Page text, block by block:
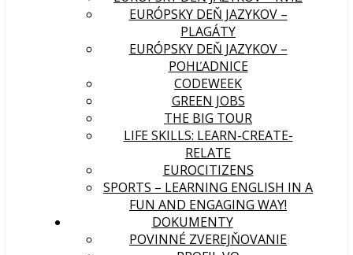
EURÓPSKY DEŇ JAZYKOV –
PLAGÁTY
EURÓPSKY DEŇ JAZYKOV –
POHĽADNICE
CODEWEEK
GREEN JOBS
THE BIG TOUR
LIFE SKILLS: LEARN-CREATE-
RELATE
EUROCITIZENS
SPORTS – LEARNING ENGLISH IN A
FUN AND ENGAGING WAY!
DOKUMENTY
POVINNÉ ZVEREJŇOVANIE